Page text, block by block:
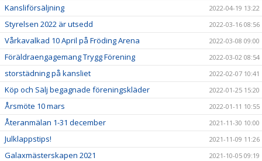
Kansliförsäljning 2022-04-19 13:22
Styrelsen 2022 är utsedd 2022-03-16 08:56
Vårkavalkad 10 April på Fröding Arena 2022-03-08 09:00
Föräldraengagemang Trygg Förening 2022-03-02 08:54
storstädning på kansliet 2022-02-07 10:41
Köp och Sälj begagnade föreningskläder 2022-01-25 15:20
Årsmöte 10 mars 2022-01-11 10:55
Återanmälan 1-31 december 2021-11-30 10:00
Julklappstips! 2021-11-09 11:26
Galaxmästerskapen 2021 2021-10-05 09:19